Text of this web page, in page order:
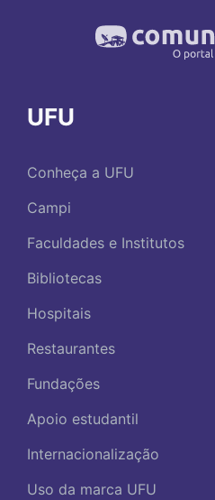
UFU
Conheça a UFU
Campi
Faculdades e Institutos
Bibliotecas
Hospitais
Restaurantes
Fundações
Apoio estudantil
Internacionalização
Uso da marca UFU